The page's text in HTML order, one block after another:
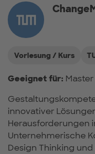
Vorlesung / Kurs
Geeignet für:
innovativer
Herausforderungen
Unternehmerische
Design Thinking